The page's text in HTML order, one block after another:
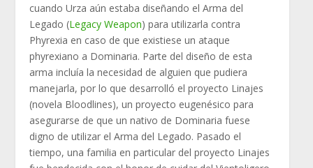
cuando Urza aún estaba diseñando el Arma del
Legado (Legacy Weapon) para utilizarla contra
Phyrexia en caso de que existiese un ataque
phyrexiano a Dominaria. Parte del diseño de esta
arma incluía la necesidad de alguien que pudiera
manejarla, por lo que desarrolló el proyecto Linajes
(novela Bloodlines), un proyecto eugenésico para
asegurarse de que un nativo de Dominaria fuese
digno de utilizar el Arma del Legado. Pasado el
tiempo, una familia en particular del proyecto Linajes